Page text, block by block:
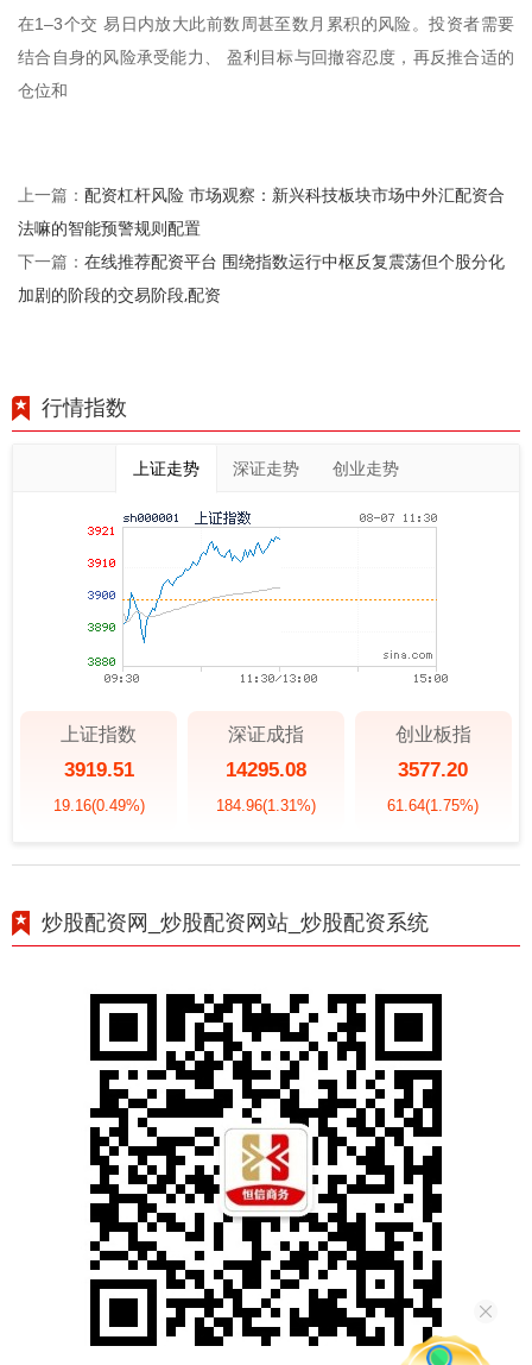
在1–3个交 易日内放大此前数周甚至数月累积的风险。投资者需要
结合自身的风险承受能力、 盈利目标与回撤容忍度，再反推合适的
仓位和
上一篇： 配资杠杆风险 市场观察：新兴科技板块市场中外汇配资合
法嘛的智能预警规则配置
下一篇： 在线推荐配资平台 围绕指数运行中枢反复震荡但个股分化
加剧的阶段的交易阶段,配资
行情指数
上证走势 深证走势 创业走势
上证指数
3919.51
19.16(0.49%)
深证成指
14295.08
184.96(1.31%)
创业板指
3577.20
61.64(1.75%)
炒股配资网_炒股配资网站_炒股配资系统